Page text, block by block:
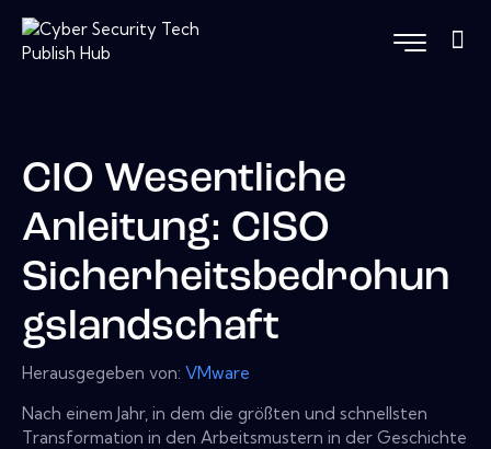
CIO Wesentliche
Anleitung: CISO
Sicherheitsbedrohun
gslandschaft
Herausgegeben von: VMware
Nach einem Jahr, in dem die größten und schnellsten
Transformation in den Arbeitsmustern in der Geschichte